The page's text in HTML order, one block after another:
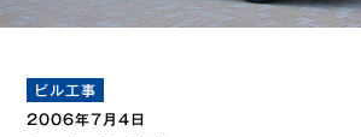
ビル工事
2006年7月4日